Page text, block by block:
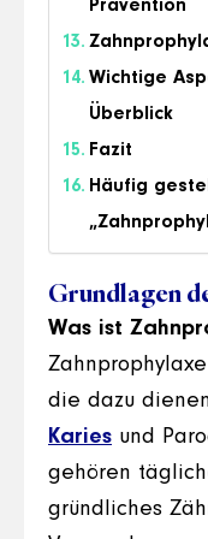
Prävention
Wichtige
Überblick
Fazit
Häufig
Grundlagen
Was ist
die dazu
Karies und
gehören
gründliches